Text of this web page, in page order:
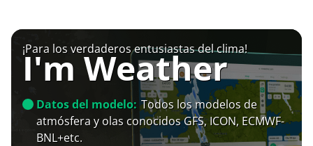
¡Para los verdaderos entusiastas del clima!
I'm Weather
Datos del modelo: Todos los modelos de
atmósfera y olas conocidos GFS, ICON, ECMWF-
BNL+etc.